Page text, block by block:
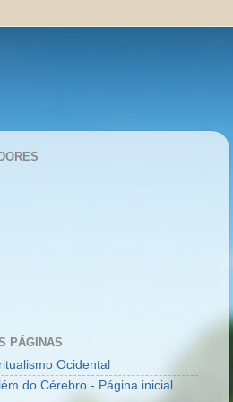
PÁGINAS
Ocidental
do Cérebro - Página inicial